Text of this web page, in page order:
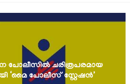
ദിനാഘോഷങ്ങൾ സംഘടിപ്പിച്ചു;
നെയ്ത്തുകാരെ സംരക്ഷിച്ച്